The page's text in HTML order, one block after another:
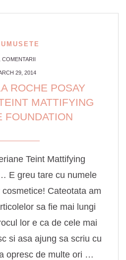
COMENTARII
29, 2014
ROCHE POSAY
MATTIFYING
FOUNDATION
Teint Mattifying
E greu tare cu numele
Cateotata am
sa fie mai lungi
lor e ca de cele mai
si asa ajung sa scriu cu
opresc de multe ori …